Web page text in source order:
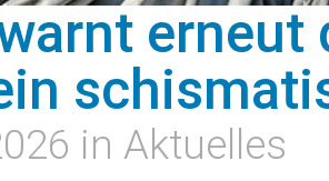
erneut
in Aktuelles